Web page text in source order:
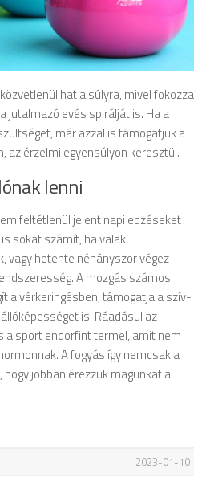
hat a súlyra, mivel fokozza
jutalmazó evés spirálját is. Ha a
már azzal is támogatjuk a
az érzelmi egyensúlyon keresztül.
lenni
feltétlenül jelent napi edzéseket
sokat számít, ha valaki
vagy hetente néhányszor végez
A mozgás számos
a vérkeringésben, támogatja a szív-
is. Ráadásul az
a sport endorfint termel, amit nem
A fogyás így nemcsak a
jobban érezzük magunkat a
2023-01-10